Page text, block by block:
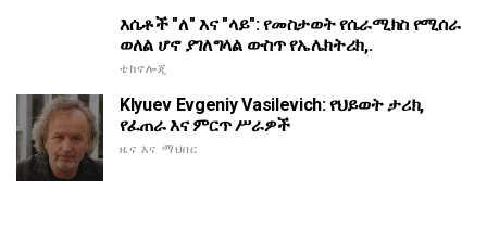
እሴቶች "ለ" እና "ላይ": የመስታወት የሴራሚክስ የሚሰራ
ወለል ሆኖ ያገለግላል ውስጥ የኤሌክትሪክ,.
ቴክኖሎጂ
Klyuev Evgeniy Vasilevich: የህይወት ታሪክ,
የፈጠራ እና ምርጥ ሥራዎች
ዜና እና ማህበር